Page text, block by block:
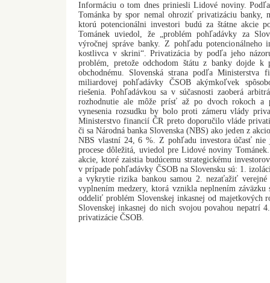
Informáciu o tom dnes priniesli Lidové noviny.
Tománka by spor nemal ohroziť privatizáciu banky,
ktorú potencionálni investori budú za štátne akcie
Tománek uviedol, že „problém pohľadávky za
výročnej správe banky. Z pohľadu potencionálneho
kostlivca v skrini“. Privatizácia by podľa jeho
problém, pretože odchodom štátu z banky dojde k
obchodnému. Slovenská strana podľa Ministerstva
miliardovej pohľadávky ČSOB akýmkoľvek
riešenia. Pohľadávkou sa v súčasnosti zaoberá
rozhodnutie ale môže prísť až po dvoch rokoch a
vynesenia rozsudku by bolo proti zámeru vlády
Ministerstvo financií ČR preto doporučilo vláde
či sa Národná banka Slovenska (NBS) ako jeden z
NBS vlastní 24, 6 %. Z pohľadu investora účasť nie
procese dôležitá, uviedol pre Lidové noviny
akcie, ktoré zaistia budúcemu strategickému
v prípade pohľadávky ČSOB na Slovensku sú: 1.
a vykrytie rizika bankou samou 2. nezaťažiť
vyplnením medzery, ktorá vznikla neplnením
oddeliť problém Slovenskej inkasnej od majetkových
Slovenskej inkasnej do nich svojou povahou nepatrí
privatizácie ČSOB.